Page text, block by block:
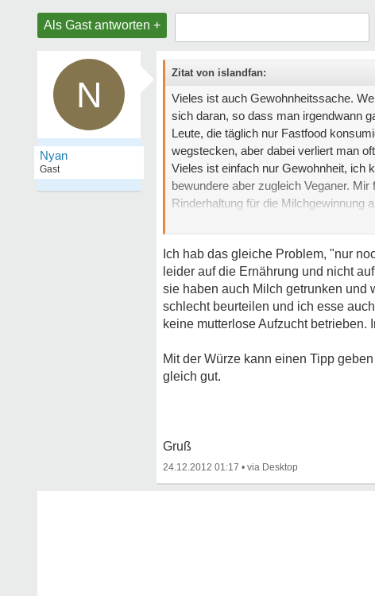
Als Gast antworten +
N
Nyan
Gast
Zitat von islandfan:
Vieles ist auch Gewohnheitssache.
sich daran, so dass man irgendwann
Leute, die täglich nur Fastfood
wegstecken, aber dabei verliert man
Vieles ist einfach nur Gewohnheit, ich
bewundere aber zugleich Veganer.
Rinderhaltung für die Milchgewinnung
wird, nur damit wir Milch trinken
Ich hab das gleiche Problem, "nur
leider auf die Ernährung und nicht
sie haben auch Milch getrunken und
schlecht beurteilen und ich esse
keine mutterlose Aufzucht
Mit der Würze kann einen Tipp
gleich gut.
Gruß
24.12.2012 01:17 •